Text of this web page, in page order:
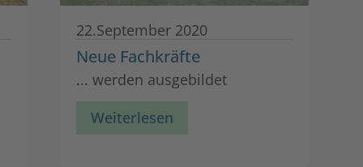
22.September 2020
Neue Fachkräfte
... werden ausgebildet
Weiterlesen